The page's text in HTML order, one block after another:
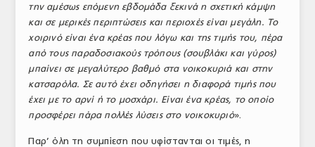
την αμέσως επόμενη εβδομάδα ξεκινά η σχετική κάμψη
και σε μερικές περιπτώσεις και περιοχές είναι μεγάλη. Το
χοιρινό είναι ένα κρέας που λόγω και της τιμής του, πέρα
από τους παραδοσιακούς τρόπους (σουβλάκι και γύρος)
μπαίνει σε μεγαλύτερο βαθμό στα νοικοκυριά και στην
κατσαρόλα. Σε αυτό έχει οδηγήσει η διαφορά τιμής που
έχει με το αρνί ή το μοσχάρι. Είναι ένα κρέας, το οποίο
προσφέρει πάρα πολλές λύσεις στο νοικοκυριό».
Παρ’ όλη τη συμπίεση που υφίστανται οι τιμές, η